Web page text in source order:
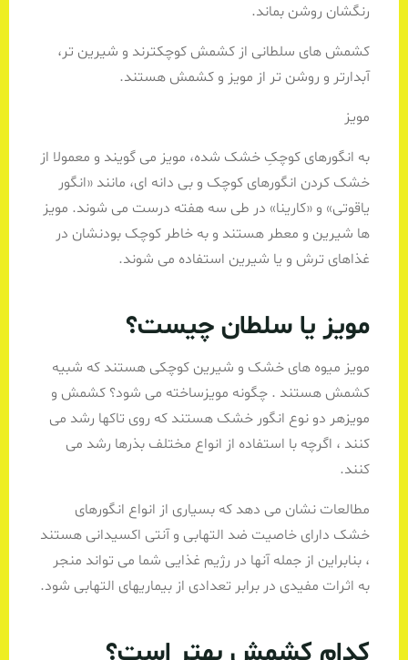
رنگشان روشن بماند.
کشمش های سلطانی از کشمش کوچکترند و شیرین تر،
آبدارتر و روشن تر از مویز و کشمش هستند.
مویز
به انگورهای کوچکِ خشک شده، مویز می گویند و معمولا از
خشک کردن انگورهای کوچک و بی دانه ای، مانند «انگور
یاقوتی» و «کارینا» در طی سه هفته درست می شوند. مویز
ها شیرین و معطر هستند و به خاطر کوچک بودنشان در
غذاهای ترش و یا شیرین استفاده می شوند.
مویز یا سلطان چیست؟
مویز میوه های خشک و شیرین کوچکی هستند که شبیه
کشمش هستند . چگونه مویزساخته می شود؟ کشمش و
مویزهر دو نوع انگور خشک هستند که روی تاکها رشد می
کنند ، اگرچه با استفاده از انواع مختلف بذرها رشد می
کنند.
مطالعات نشان می دهد که بسیاری از انواع انگورهای
خشک دارای خاصیت ضد التهابی و آنتی اکسیدانی هستند
، بنابراین از جمله آنها در رژیم غذایی شما می تواند منجر
به اثرات مفیدی در برابر تعدادی از بیماریهای التهابی شود.